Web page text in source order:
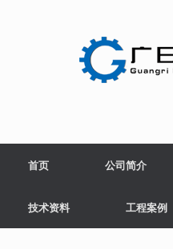
首页 公司简介
技术资料 工程案例